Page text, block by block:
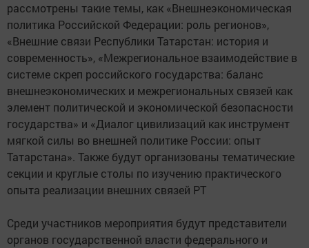
рассмотрены такие темы, как «Внешнеэкономическая
политика Российской Федерации: роль регионов»,
«Внешние связи Республики Татарстан: история и
современность», «Межрегиональное взаимодействие в
системе скреп российского государства: баланс
внешнеэкономических и межрегиональных связей как
элемент политической и экономической безопасности
государства» и «Диалог цивилизаций как инструмент
мягкой силы во внешней политике России: опыт
Татарстана». Также будут организованы тематические
секции и круглые столы по изучению практического
опыта реализации внешних связей РТ
Среди участников мероприятия будут представители
органов государственной власти федерального и